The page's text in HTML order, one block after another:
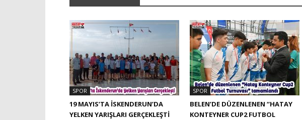
SPOR
19 MAYIS’TA İSKENDERUN’DA
YELKEN YARIŞLARI GERÇEKLEŞTI
SPOR
BELEN’DE DÜZENLENEN “HATAY
KONTEYNER CUP2 FUTBOL